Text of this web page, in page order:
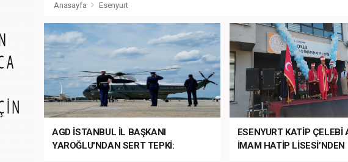
Anasayfa Esenyurt
AGD İSTANBUL İL BAŞKANI
YAROĞLU'NDAN SERT TEPKİ:
ESENYURT KATİP ÇELEBİ
İMAM HATİP LİSESİ’NDEN